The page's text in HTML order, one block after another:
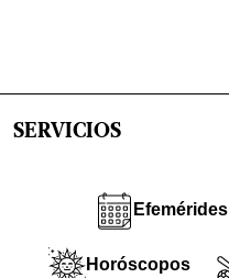
SERVICIOS
Efemérides
Horóscopos